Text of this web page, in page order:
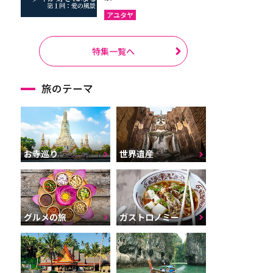
アユタヤ
特集一覧へ
旅のテーマ
お寺巡り 世界遺産
グルメの旅 ガストロノミー